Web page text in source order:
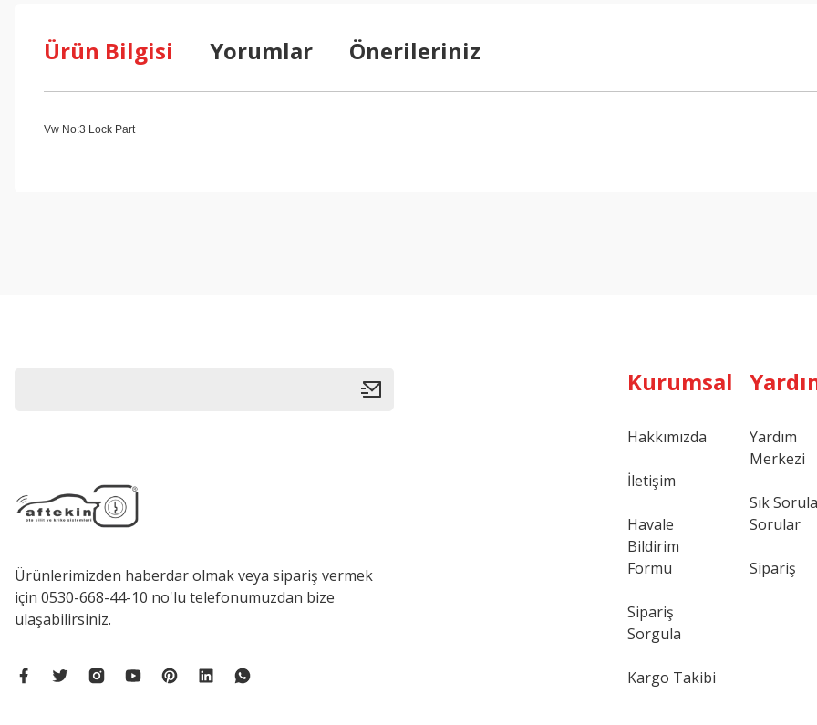
Ürün Bilgisi Yorumlar Önerileriniz
Vw No:3 Lock Part
Ürünlerimizden haberdar olmak veya sipariş vermek
için 0530-668-44-10 no'lu telefonumuzdan bize
ulaşabilirsiniz.
Kurumsal
Hakkımızda
İletişim
Havale
Bildirim
Formu
Sipariş
Sorgula
Kargo Takibi
Yardım
Merkezi
Sık
Sorular
Sipariş